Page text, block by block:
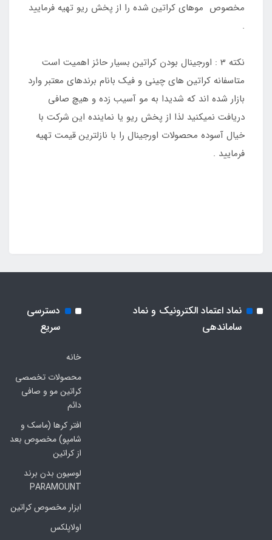
مخصوص موهای کراتین شده را از پخش ریو تهیه فرمایید
.
نکته 3 : اورجینال بودن کراتین بسیار حائز اهمیت است
متاسفانه کراتین های چینی و فیک بانام برندهای معتبر وارد
بازار شده اند که شدیدا به مو آسیب زده و هیچ صافی
دریافت نمیکنید لذا از پخش ریو یا نماینده این شرکت با
خیال آسوده محصولات اورجینال را با نازلترین قیمت تهیه
فرمایید .
نماد اعتماد الکترونیک و نماد
ساماندهی
دسترسی
سریع
خانه
محصولات تخصصی
کراتین مو و صافی
دائم
افتر کرها (ماسک و
شامپو) مخصوص بعد
از کراتین
لوسیون بدن برند
PARAMOUNT
ابزار مخصوص کراتین
اولاپلکس